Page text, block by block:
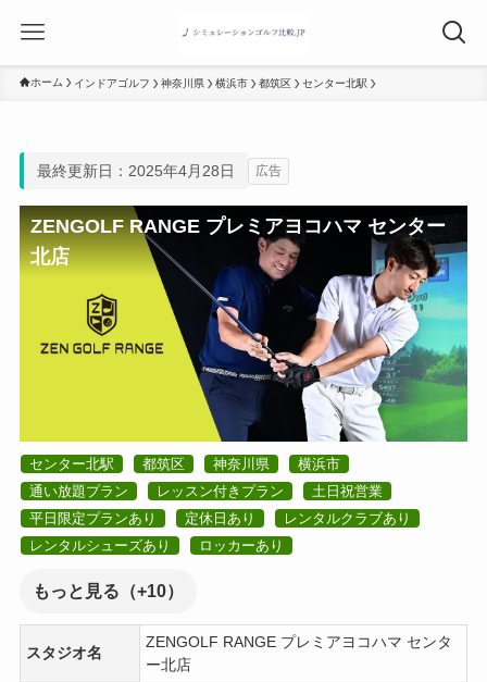
ホーム インドアゴルフ 神奈川県 横浜市 都筑区 センター北駅
最終更新日：2025年4月28日 広告
ZENGOLF RANGE プレミアヨコハマ センター
北店
センター北駅 都筑区 神奈川県
横浜市
通い放題プラン
レッスン付きプラン
土日祝営業
平日限定プランあり
定休日あり
レンタルクラブあり
レンタルシューズあり
ロッカーあり
もっと見る（+10）
スタジオ名
ZENGOLF RANGE プレミアヨコハマ センタ
ー北店